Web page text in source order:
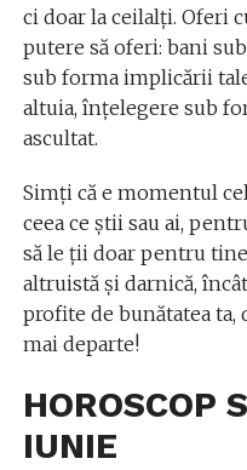
ci doar la ceilalţi. Oferi
putere să oferi: bani
sub forma implicării
altuia, înţelegere sub
ascultat.
Simţi că e momentul
ceea ce ştii sau ai,
să le ţii doar pentru
altruistă şi darnică,
profite de bunătatea ta,
mai departe!
HOROSCOP
IUNIE